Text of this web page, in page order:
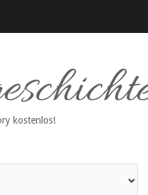
kostenlos!